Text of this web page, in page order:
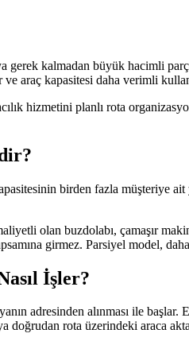
gerek kalmadan büyük hacimli
araç kapasitesi daha verimli
hizmetini planlı rota
birden fazla müşteriye
olan buzdolabı, çamaşır
girmez. Parsiyel model,
İşler?
adresinden alınması ile
rota üzerindeki araca